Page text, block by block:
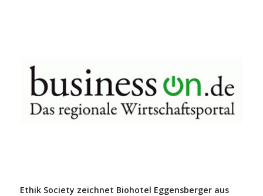
Ethik Society zeichnet Biohotel Eggensberger aus